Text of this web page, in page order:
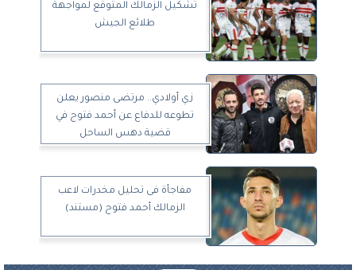
تشكيل الزمالك المتوقع لمواجهة
طلائع الجيش
زي أولادي.. مرتضى منصور يعلن
تطوعه للدفاع عن أحمد فتوح في
قضية دهس الساحل
مفاجأة فى تحليل مخدرات لاعب
الزمالك أحمد فتوح (مستند)